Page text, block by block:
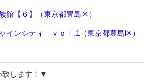
【６】（東京都豊島区）
ンシティ ｖｏｌ.1（東京都豊島区）
します！▼